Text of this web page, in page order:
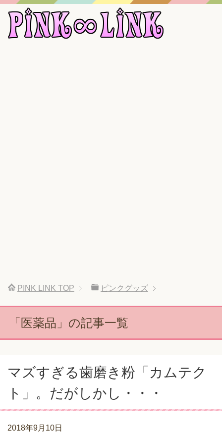
PINK LINK TOP ピンクグッズ
「医薬品」の記事一覧
マズすぎる歯磨き粉「カムテク
ト」。だがしかし・・・
2018年9月10日